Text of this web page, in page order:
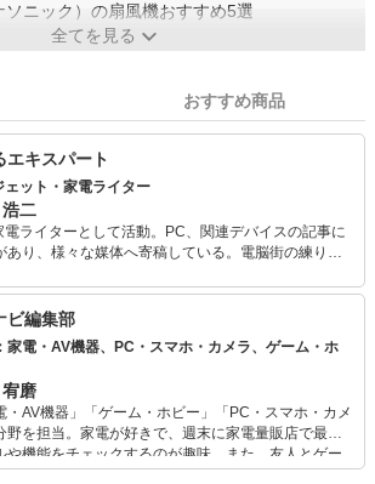
ソニック）の扇風機おすすめ5選
全てを見る
おすすめ商品
エキスパート
ェット・家電ライター
二
電ライターとして活動。PC、関連デバイスの記事に
あり、様々な媒体へ寄稿している。電脳街の練り歩
大好きなので、新しいものが出るとすぐに飛びつい
う傾向が強い。
ビ編集部
家電・AV機器、PC・スマホ・カメラ、ゲーム・ホ
磨
・AV機器」「ゲーム・ホビー」「PC・スマホ・カメ
野を担当。家電が好きで、週末に家電量販店で最新
や機能をチェックするのが趣味。また、友人とゲー
しみながら、新作タイトルやイベント情報もいち早